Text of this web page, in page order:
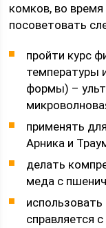
комков, во время
посоветовать
пройти курс
температуры
формы) –
применять
Арника и
делать
меда с
справляется